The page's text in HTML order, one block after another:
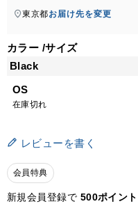
東京都お届け先を変更
カラー サイズ
Black
OS
在庫切れ
レビューを書く
会員特典
新規会員登録で 500ポイント